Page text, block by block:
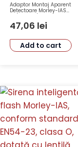
Adaptor Montaj Aparent
Detectoare Morley-IAS
Culoare Ivory – Honeywell
SMK400EAP-IV
47,06 lei
Add to cart